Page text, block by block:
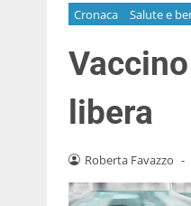
Cronaca Salute e
libera
Roberta Favazzo -